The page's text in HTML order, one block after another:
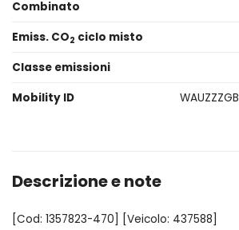
Combinato
Emiss. CO2 ciclo misto
Classe emissioni
Mobility ID
Descrizione e note
[Cod: 1357823-470] [Veicolo: 437588]